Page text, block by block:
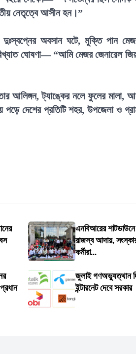
নেতৃত্বে আসীন হন।”
দুঃস্বপ্নের অবসান ঘটে, মুক্তি পান
ঘোষণা— “আমি মেজর জেনারেল
আলিঙ্গন, ট্যাঙ্কের নলে ফুলের মালা,
দেশের প্রতিটি শহর, উপজেলা ও
এনবিআরের
রাজস্ব আদায়,
কর্মীরা...
জুলাই গণঅভ্যুত্থান
ইন্টারনেট দেবে সরকার